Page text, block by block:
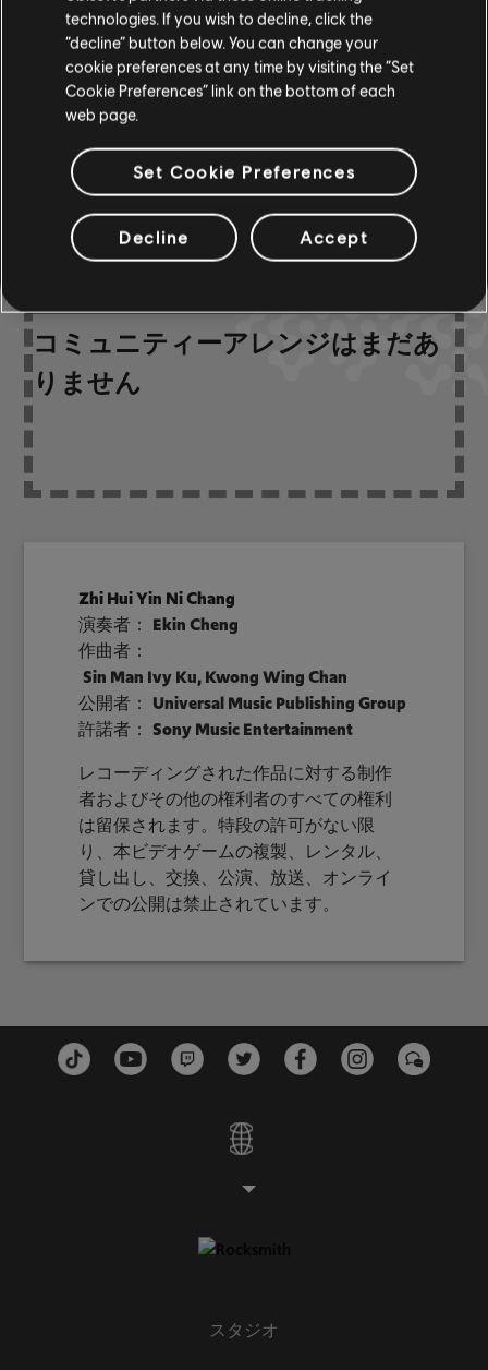
コミュニティーアレン
ジ
コミュニティーアレンジはまだあ
りません
Zhi Hui Yin Ni Chang
演奏者： Ekin Cheng
作曲者：
Sin Man Ivy Ku, Kwong Wing Chan
公開者： Universal Music Publishing Group
許諾者： Sony Music Entertainment
レコーディングされた作品に対する制作
者およびその他の権利者のすべての権利
は留保されます。特段の許可がない限
り、本ビデオゲームの複製、レンタル、
貸し出し、交換、公演、放送、オンライ
ンでの公開は禁止されています。
スタジオ
technologies. If you wish to decline, click the
“decline” button below. You can change your
cookie preferences at any time by visiting the “Set
Cookie Preferences” link on the bottom of each
web page.
Set Cookie Preferences
Decline Accept